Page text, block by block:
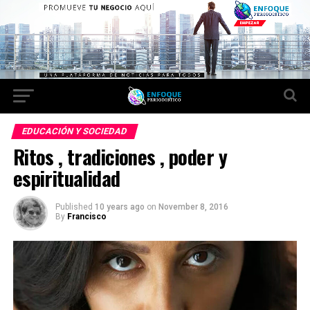
EDUCACIÓN Y SOCIEDAD
Ritos , tradiciones , poder y
espiritualidad
Published 10 years ago on November 8, 2016
By Francisco